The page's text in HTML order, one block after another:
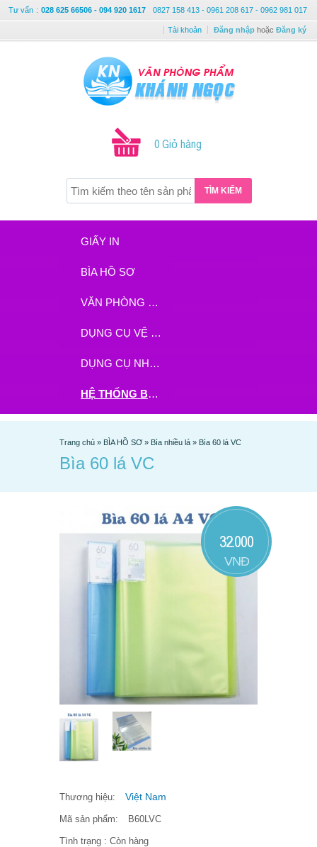
Tư vấn : 028 625 66506 - 094 920 1617 0827 158 413 - 0961 208 617 - 0962 981 017
Tài khoản Đăng nhập hoặc Đăng ký
0 Giỏ hàng
TÌM KIẾM
GIẤY IN
BÌA HỒ SƠ
VĂN PHÒNG PHẨM
DỤNG CỤ VỆ SINH
DỤNG CỤ NHÀ BẾP
HỆ THỐNG BHX - TGDĐ ĐẶT HÀNG TẠI ĐÂY
Trang chủ » BÌA HỒ SƠ » Bìa nhiều lá » Bìa 60 lá VC
Bìa 60 lá VC
32.000
VNĐ
Thương hiệu: Việt Nam
Mã sản phẩm: B60LVC
Tình trạng : Còn hàng